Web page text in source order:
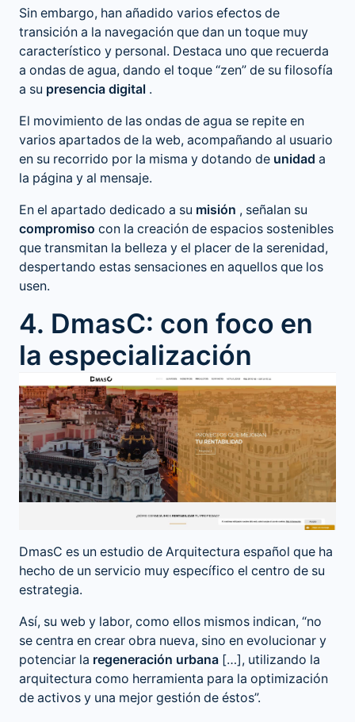
Sin embargo, han añadido varios efectos de
transición a la navegación que dan un toque muy
característico y personal. Destaca uno que recuerda
a ondas de agua, dando el toque “zen” de su filosofía
a su presencia digital .
El movimiento de las ondas de agua se repite en
varios apartados de la web, acompañando al usuario
en su recorrido por la misma y dotando de unidad a
la página y al mensaje.
En el apartado dedicado a su misión , señalan su
compromiso con la creación de espacios sostenibles
que transmitan la belleza y el placer de la serenidad,
despertando estas sensaciones en aquellos que los
usen.
4. DmasC: con foco en
la especialización
DmasC es un estudio de Arquitectura español que ha
hecho de un servicio muy específico el centro de su
estrategia.
Así, su web y labor, como ellos mismos indican, “no
se centra en crear obra nueva, sino en evolucionar y
potenciar la regeneración urbana […], utilizando la
arquitectura como herramienta para la optimización
de activos y una mejor gestión de éstos”.